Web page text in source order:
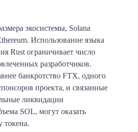
экосистемы, Solana
Использование языка
Rust ограничивает число
разработчиков.
банкротство FTX, одного
проекта, и связанные
ликвидации
SOL, могут оказать
токена.